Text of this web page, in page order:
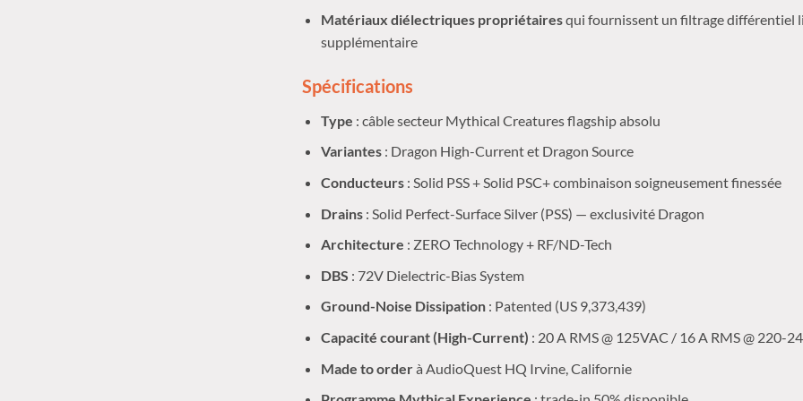
Matériaux diélectriques propriétairesqui fournissent un filtrage différentiel
supplémentaire
Spécifications
Type : câble secteur Mythical Creatures flagship absolu
Variantes: Dragon High-Current et Dragon Source
Conducteurs: Solid PSS + Solid PSC+ combinaison soigneusement finessée
Drains: Solid Perfect-Surface Silver (PSS) — exclusivité Dragon
Architecture : ZERO Technology + RF/ND-Tech
DBS : 72V Dielectric-Bias System
Ground-Noise Dissipation: Patented (US 9,373,439)
Capacité courant (High-Current) : 20 A RMS @ 125VAC / 16 A RMS @ 220-
Made to orderà AudioQuest HQ Irvine, Californie